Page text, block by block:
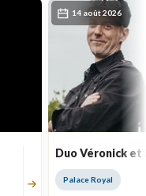
14 août 2026
Duo Véronick et
Palace Royal